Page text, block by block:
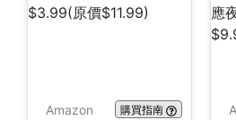
Amazon 購買指南